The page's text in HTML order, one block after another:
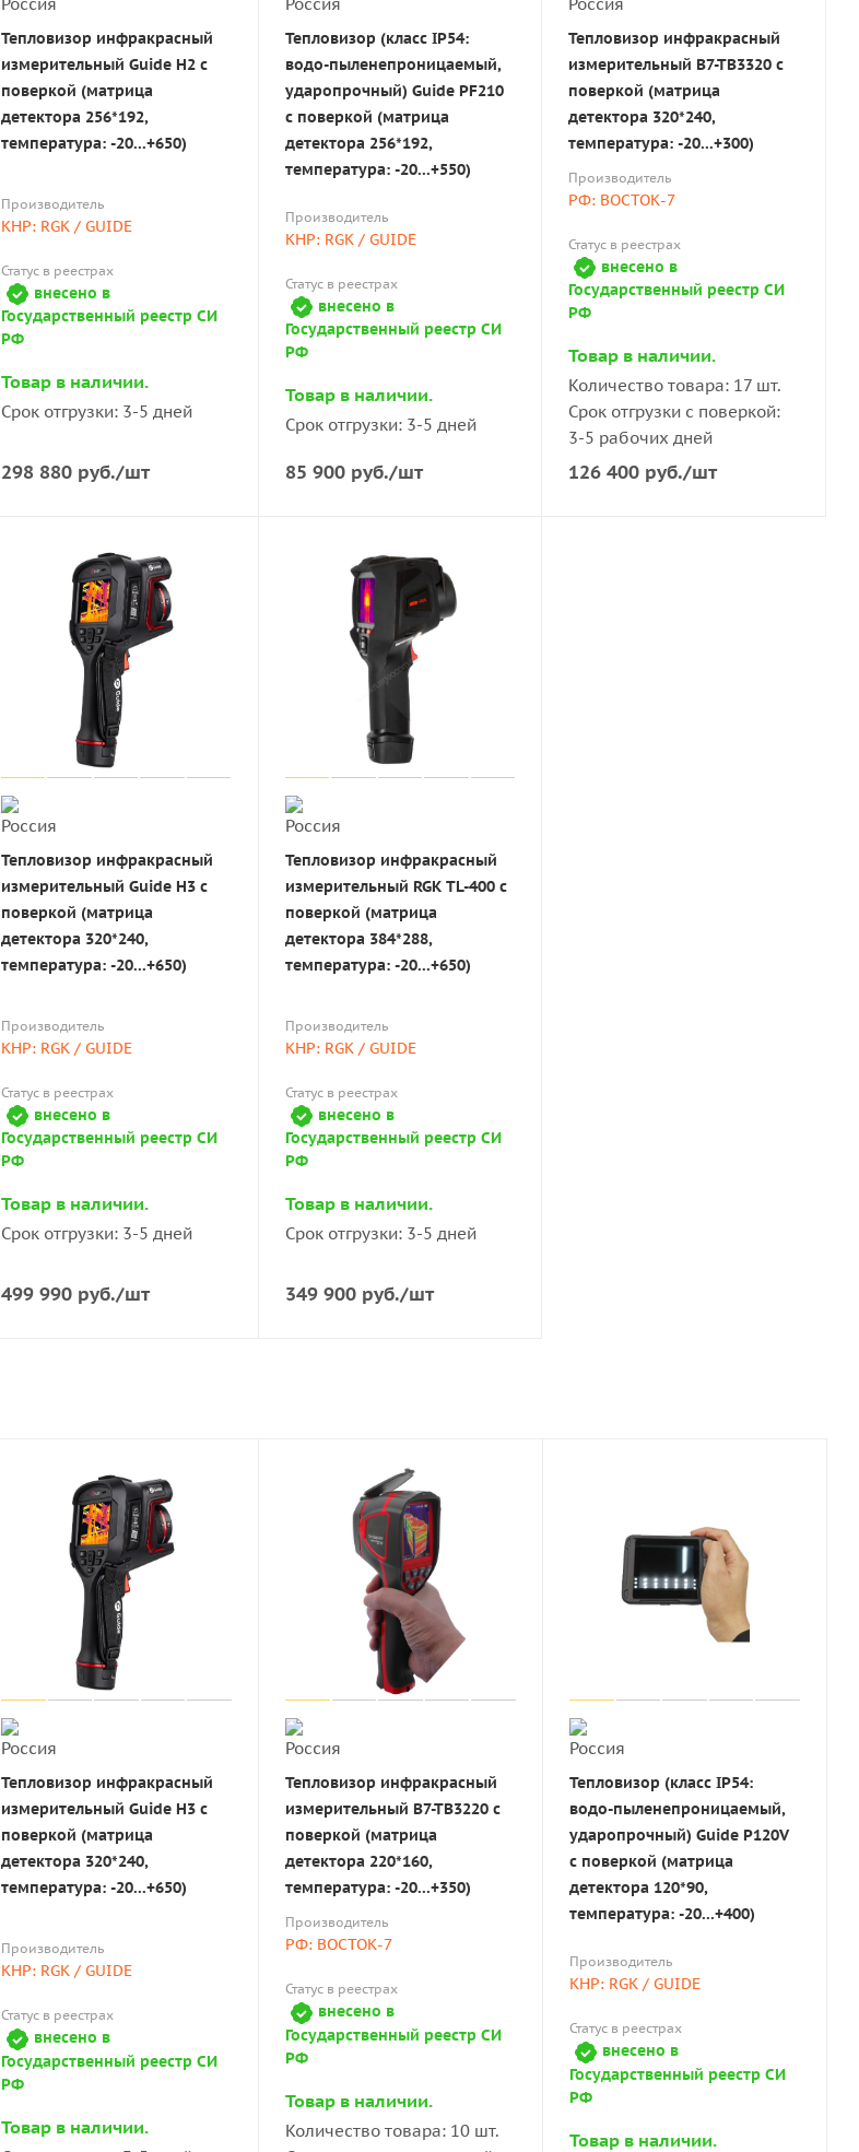
Тепловизор инфракрасный
измерительный Guide H2 с
поверкой (матрица
детектора 256*192,
температура: -20...+650)
Производитель
КНР: RGK / GUIDE
Статус в реестрах
внесено в
Государственный реестр СИ
РФ
Товар в наличии.
Срок отгрузки: 3-5 дней
298 880руб./шт
Тепловизор (класс IP54:
водо-пыленепроницаемый,
ударопрочный) Guide PF210
с поверкой (матрица
детектора 256*192,
температура: -20...+550)
Производитель
КНР: RGK / GUIDE
Статус в реестрах
внесено в
Государственный реестр СИ
РФ
Товар в наличии.
Срок отгрузки: 3-5 дней
85 900руб./шт
Тепловизор инфракрасный
измерительный В7-ТВ3320 с
поверкой (матрица
детектора 320*240,
температура: -20...+300)
Производитель
РФ: ВОСТОК-7
Статус в реестрах
внесено в
Государственный реестр СИ
РФ
Товар в наличии.
Количество товара: 17 шт.
Срок отгрузки с поверкой:
3-5 рабочих дней
126 400 руб./шт
Тепловизор инфракрасный
измерительный Guide H3 с
поверкой (матрица
детектора 320*240,
температура: -20...+650)
Производитель
КНР: RGK / GUIDE
Статус в реестрах
внесено в
Государственный реестр СИ
РФ
Товар в наличии.
Срок отгрузки: 3-5 дней
499 990руб./шт
Тепловизор инфракрасный
измерительный RGK TL-400 с
поверкой (матрица
детектора 384*288,
температура: -20...+650)
Производитель
КНР: RGK / GUIDE
Статус в реестрах
внесено в
Государственный реестр СИ
РФ
Товар в наличии.
Срок отгрузки: 3-5 дней
349 900руб./шт
Тепловизор инфракрасный
измерительный Guide H3 с
поверкой (матрица
детектора 320*240,
температура: -20...+650)
Производитель
КНР: RGK / GUIDE
Статус в реестрах
внесено в
Государственный реестр СИ
РФ
Товар в наличии.
Тепловизор инфракрасный
измерительный В7-ТВ3220 с
поверкой (матрица
детектора 220*160,
температура: -20...+350)
Производитель
РФ: ВОСТОК-7
Статус в реестрах
внесено в
Государственный реестр СИ
РФ
Товар в наличии.
Количество товара: 10 шт.
Тепловизор (класс IP54:
водо-пыленепроницаемый,
ударопрочный) Guide P120V
с поверкой (матрица
детектора 120*90,
температура: -20...+400)
Производитель
КНР: RGK / GUIDE
Статус в реестрах
внесено в
Государственный реестр СИ
РФ
Товар в наличии.